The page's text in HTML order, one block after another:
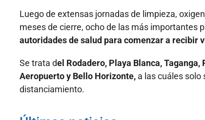
Luego de extensas jornadas de limpieza,
meses de cierre, ocho de las más importantes
autoridades de salud para comenzar a recibir
Se trata del Rodadero, Playa Blanca,
Aeropuerto y Bello Horizonte, a las cuáles solo
distanciamiento.